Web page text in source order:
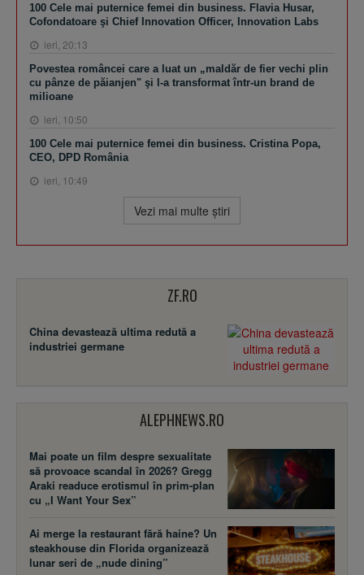
100 Cele mai puternice femei din business. Flavia Husar,
Cofondatoare şi Chief Innovation Officer, Innovation Labs
ieri, 20:13
Povestea româncei care a luat un „maldăr de fier vechi plin
cu pânze de păianjen" şi l-a transformat într-un brand de
milioane
ieri, 10:50
100 Cele mai puternice femei din business. Cristina Popa,
CEO, DPD România
ieri, 10:49
Vezi mai multe ştiri
ZF.RO
China devastează ultima redută a
industriei germane
ALEPHNEWS.RO
Mai poate un film despre sexualitate
să provoace scandal în 2026? Gregg
Araki readuce erotismul în prim-plan
cu „I Want Your Sex”
Ai merge la restaurant fără haine? Un
steakhouse din Florida organizează
lunar seri de „nude dining”